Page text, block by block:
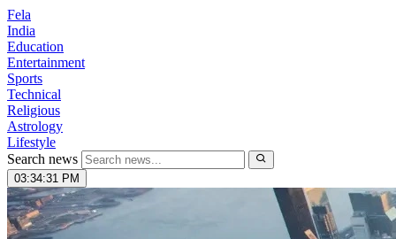
Fela
India
Education
Entertainment
Sports
Technical
Religious
Astrology
Lifestyle
Search news
03:34:33 PM